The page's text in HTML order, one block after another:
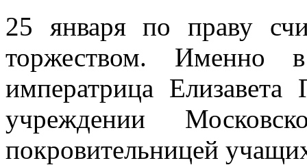
25 января по праву
торжеством.
императрица
учреждении
покровительницей